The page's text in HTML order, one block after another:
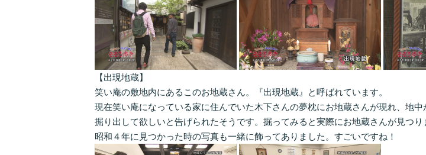
【出現地蔵】
笑い庵の敷地内にあるこのお地蔵さん。『出現地蔵』と呼ばれています。
現在笑い庵になっている家に住んでいた木下さんの夢枕にお地蔵さんが現れ、地中
掘り出して欲しいと告げられたそうです。掘ってみると実際にお地蔵さんが見つり
昭和４年に見つかった時の写真も一緒に飾ってありました。すごいですね！